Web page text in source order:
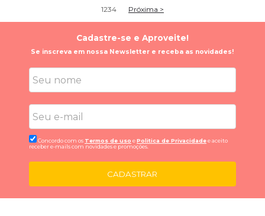
1234 Próxima >
Cadastre-se e Aproveite!
Se inscreva em nossa Newsletter e receba as novidades!
Concordo com os Termos de uso ePolitica de Privacidadee aceito
receber e-mails com novidades e promoções.
CADASTRAR